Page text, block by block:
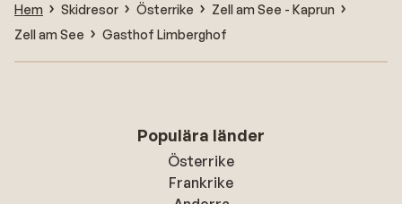
Hem Skidresor Österrike
Zell am See - Kaprun
Zell am See
Gasthof Limberghof
Populära länder
Österrike
Frankrike